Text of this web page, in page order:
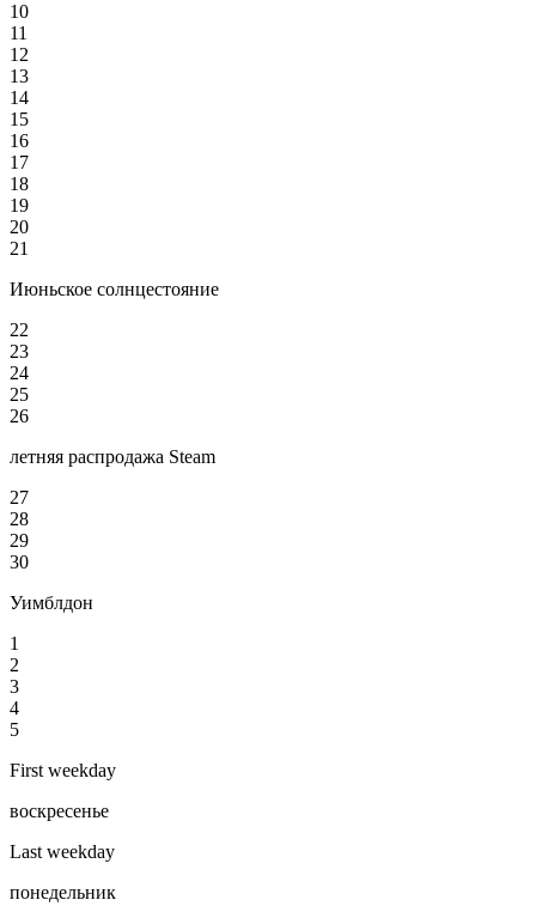
10
11
12
13
14
15
16
17
18
19
20
21
Июньское солнцестояние
22
23
24
25
26
летняя распродажа Steam
27
28
29
30
Уимблдон
1
2
3
4
5
First weekday
воскресенье
Last weekday
понедельник